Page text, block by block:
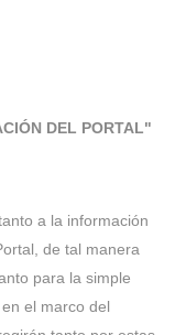
DEL PORTAL"
a la información
de tal manera
para la simple
el marco del